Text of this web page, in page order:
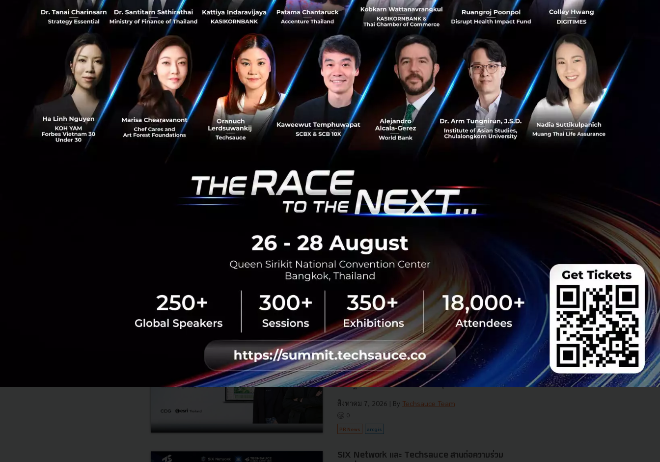
ยุโรปภายในเวลาอันสั้น และขณะนี้ก็ได้มุ่งสู่การวางจำหน่ายควอนตัมคอมพิวเตอร์เครื่องแรกในเชิง
พาณิชย์แล้ว บริษัทได้วางรากฐานอันแข็งแกร่งในวงการ ซึ่งไม่ได้เป็นผลจากการที่บริษัทมีศักยภาพ
ดึงดูดวิศวกรสายควอนตัมระดับหัวกะทิที่ทุกวันนี้มีอยู่ไม่มากได้เพียงเท่านั้น แต่ยังเป็นเพราะบริษัทมี
ศักยภาพในการประสานงานกับมหาวิทยาลัยและพันธมิตรภาคอุตสาหกรรมทั่วยุโรปด้วย
ความก้าวหน้าอันรวดเร็วและความเป็นเลิศของ IQM ในวงการประมวลผลระดับควอนตัมนั้นมาจาก
ความร่วมมืออย่างใกล้ชิดกับแวดวงวิชาการ โดยแท้จริงแล้ว IQM ผนวกรวมอย่างล้ำลึกในแวดวง
วิชาการ และพนักงานส่วนใหญ่ของบริษัทก็มีภูมิหลังทางการวิจัย ทั้งนี้ ทีมงานของ IQM ได้เผยแพร่
บทความทางวิทยาศาสตร์รวมกันแล้วกว่า 640 ฉบับ และถูกอ้างอิงแล้วกว่า 27,000 ครั้ง
IQM มีเป้าหมายเพื่อเป็นบริษัทควอนตัมคอมพิวเตอร์แห่งภาคพื้นยุโรป และกระชับความร่วมมือกับ
ดูบทความในวารสาร Nature ได้ที่:https://www.nature.com/articles/s41586-020-2753-3
No comment
RELATED ARTICLE
กรุงเทพโปรดิ๊วส x Esri ใช้ดาวเทียม ArcGIS ส่อง
พิกัดแปลงปลูก ดันเกษตรโปร่งใส
กรุงเทพโปรดิ๊วส ผนึก Esri Thailand นำระบบแผนที่
อัจฉริยะ 'ArcGIS' และภาพถ่ายดาวเทียม ตรวจพิกัดแปลง
ปลูกวัตถุดิบอาหารสัตว์ ยกระดับความโปร่งใส ตอบโจทย์
มาตรฐานค้าโลก EUDR พร้อมลดต้นทุนก...
สิงหาคม 7, 2026 | By Techsauce Team
0
PR News arcgis
SIX Network และ Techsauce สานต่อความร่วม